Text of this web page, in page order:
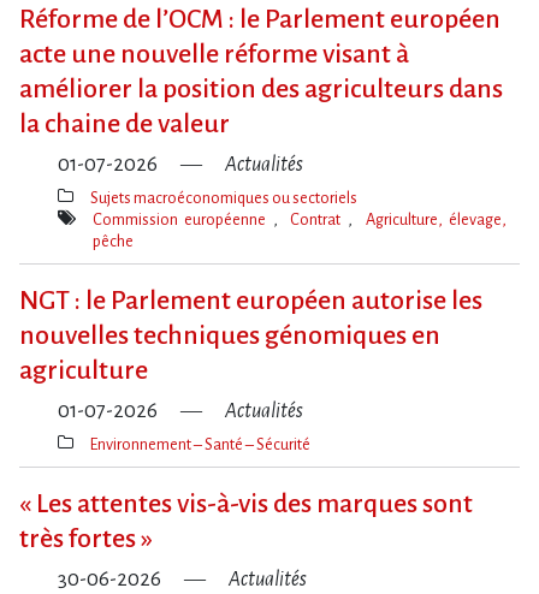
Réforme de l​‌’OCM : le Parlement européen
acte une nouvelle réforme visant à
améliorer la position des agriculteurs dans
la chaine de valeur
01-07-2026 Actualités
Thèmes(s)
Sujets macroéconomiques ou sectoriels
Mot(s)-
Commission européenne Contrat
Agriculture, élevage,
pêche
NGT : le Parlement européen autorise les
nouvelles techniques génomiques en
agriculture
01-07-2026 Actualités
Thèmes(s)
Environnement – Santé – Sécurité
« Les attentes vis-à-vis des marques sont
très fortes »
30-06-2026 Actualités